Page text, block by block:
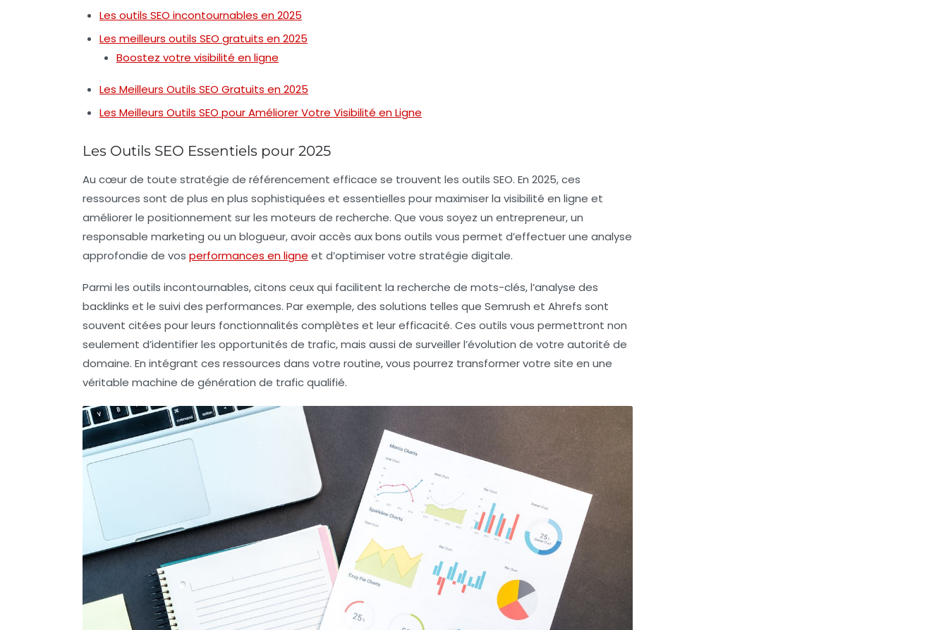
Les outils SEO incontournables en 2025
Les meilleurs outils SEO gratuits en 2025
Boostez votre visibilité en ligne
Les Meilleurs Outils SEO Gratuits en 2025
Les Meilleurs Outils SEO pour Améliorer Votre Visibilité en Ligne
Les Outils SEO Essentiels pour 2025
Au cœur de toute stratégie de référencement efficace se trouvent les outils SEO. En 2025, ces
ressources sont de plus en plus sophistiquées et essentielles pour maximiser la visibilité en ligne et
améliorer le positionnement sur les moteurs de recherche. Que vous soyez un entrepreneur, un
responsable marketing ou un blogueur, avoir accès aux bons outils vous permet d’effectuer une analyse
approfondie de vos performances en ligne et d’optimiser votre stratégie digitale.
Parmi les outils incontournables, citons ceux qui facilitent la recherche de mots-clés, l’analyse des
backlinks et le suivi des performances. Par exemple, des solutions telles que Semrush et Ahrefs sont
souvent citées pour leurs fonctionnalités complètes et leur efficacité. Ces outils vous permettront non
seulement d’identifier les opportunités de trafic, mais aussi de surveiller l’évolution de votre autorité de
domaine. En intégrant ces ressources dans votre routine, vous pourrez transformer votre site en une
véritable machine de génération de trafic qualifié.